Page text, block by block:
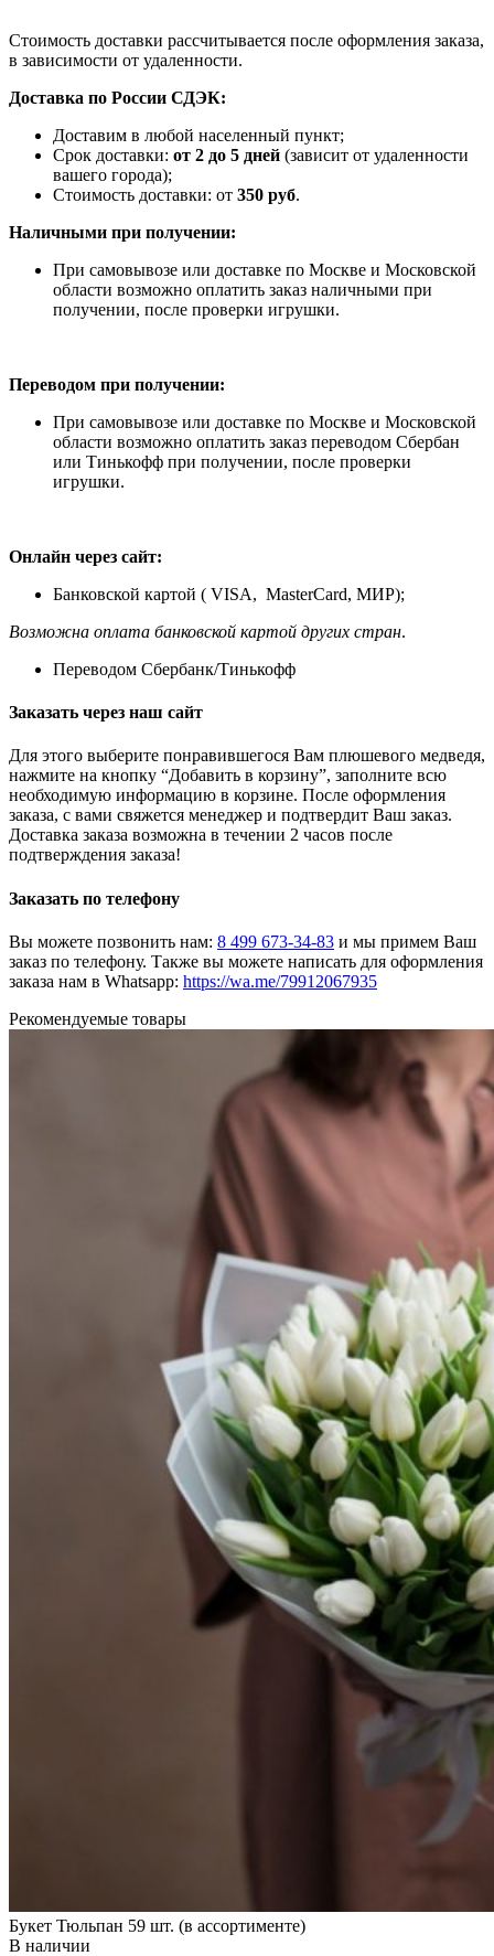
Стоимость доставки рассчитывается после оформления заказа,
в зависимости от удаленности.
Доставка по России СДЭК:
Доставим в любой населенный пункт;
Срок доставки: от 2 до 5 дней (зависит от удаленности
вашего города);
Стоимость доставки: от 350 руб.
Наличными при получении:
При самовывозе или доставке по Москве и Московской
области возможно оплатить заказ наличными при
получении, после проверки игрушки.
Переводом при получении:
При самовывозе или доставке по Москве и Московской
области возможно оплатить заказ переводом Сбербан
или Тинькофф при получении, после проверки
игрушки.
Онлайн через сайт:
Банковской картой ( VISA, MasterCard, МИР);
Возможна оплата банковской картой других стран.
Переводом Сбербанк/Тинькофф
Заказать через наш сайт
Для этого выберите понравившегося Вам плюшевого медведя,
нажмите на кнопку “Добавить в корзину”, заполните всю
необходимую информацию в корзине. После оформления
заказа, с вами свяжется менеджер и подтвердит Ваш заказ.
Доставка заказа возможна в течении 2 часов после
подтверждения заказа!
Заказать по телефону
Вы можете позвонить нам: 8 499 673-34-83 и мы примем Ваш
заказ по телефону. Также вы можете написать для оформления
заказа нам в Whatsapp: https://wa.me/79912067935
Рекомендуемые товары
Букет Тюльпан 59 шт. (в ассортименте)
В наличии